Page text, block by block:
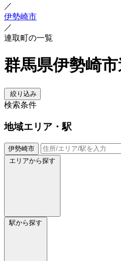
／
伊勢崎市
／
連取町の一覧
群馬県伊勢崎
絞り込み
検索条件
地域エリア・駅
伊勢崎市
エリアから探す
駅から探す